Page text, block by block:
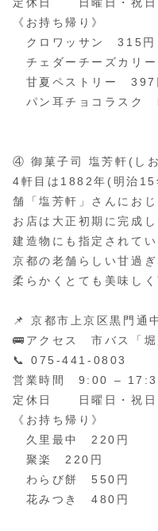
《お持ち帰り》
クロワッサン 315円
チェダーチーズカリ
甘夏ペストリー 397
パン耳チョコラスク
④ 御菓子司 塩芳軒(し
4軒目は1882年(明治15
舗「塩芳軒」さんにお
お店は大正初期に完成
建造物にも指定されて
京都の老舗らしい甘過
柔らかくとても美味し
📌 京都市上京区黒門通
🚌アクセス 市バス「堀
📞 075-441-0803
営業時間 9:00 –
定休日 日曜日・祝日
《お持ち帰り》
久里最中 220円
聚楽 220円
わらび餅 550円
花みつき 480円